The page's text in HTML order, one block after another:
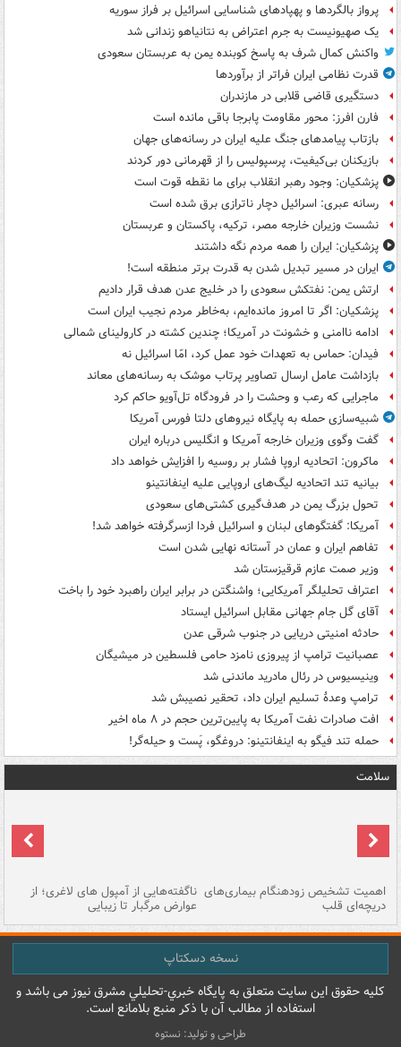
پرواز بالگردها و پهپادهای شناسایی اسرائیل بر فراز سوریه
یک صهیونیست به جرم اعتراض به نتانیاهو زندانی شد
واکنش کمال شرف به پاسخ کوبنده یمن به عربستان سعودی
قدرت نظامی ایران فراتر از برآوردها
دستگیری قاضی قلابی در مازندران
فارن افرز: محور مقاومت پابرجا باقی مانده است
بازتاب پیامدهای جنگ علیه ایران در رسانه‌های جهان
بازیکنان بی‌کیفیت، پرسپولیس را از قهرمانی دور کردند
پزشکیان: وجود رهبر انقلاب برای ما نقطه قوت است
رسانه عبری: اسرائیل دچار ناترازی برق شده است
نشست وزیران خارجه مصر، ترکیه، پاکستان و عربستان
پزشکیان: ایران را همه مردم نگه داشتند
ایران در مسیر تبدیل شدن به قدرت برتر منطقه است!
ارتش یمن: نفتکش سعودی را در خلیج عدن هدف قرار دادیم
پزشکیان: اگر تا امروز مانده‌ایم، به‌خاطر مردم نجیب ایران است
ادامه ناامنی و خشونت در آمریکا؛ چندین کشته در کارولینای شمالی
فیدان: حماس به تعهدات خود عمل کرد، امّا اسرائیل نه
بازداشت عامل ارسال تصاویر پرتاب موشک به رسانه‌های معاند
ماجرایی که رعب و وحشت را در فرودگاه تل‌آویو حاکم کرد
شبیه‌سازی حمله به پایگاه نیروهای دلتا فورس آمریکا
گفت وگوی وزیران خارجه آمریکا و انگلیس درباره ایران
ماکرون: اتحادیه اروپا فشار بر روسیه را افزایش خواهد داد
بیانیه تند اتحادیه لیگ‌های اروپایی علیه اینفانتینو
تحول بزرگ یمن در هدف‌گیری کشتی‌های سعودی
آمریکا: گفتگوهای لبنان و اسرائیل فردا ازسرگرفته خواهد شد!
تفاهم ایران و عمان در آستانه نهایی شدن است
وزیر صمت عازم قرقیزستان شد
اعتراف تحلیلگر آمریکایی؛ واشنگتن در برابر ایران راهبرد خود را باخت
آقای گل جام جهانی مقابل اسرائیل ایستاد
حادثه امنیتی دریایی در جنوب شرقی عدن
عصبانیت ترامپ از پیروزی نامزد حامی فلسطین در میشیگان
وینیسیوس در رئال مادرید ماندنی شد
ترامپ وعدۀ تسلیم ایران داد، تحقیر نصیبش شد
افت صادرات نفت آمریکا به پایین‌ترین حجم در ۸ ماه اخیر
حمله تند فیگو به اینفانتینو: دروغگو، پَست‌ و حیله‌گر!
سلامت
اهمیت تشخیص زودهنگام بیماری‌های
دریچه‌ای قلب
ناگفته‌هایی از آمپول های لاغری؛ از
عوارض مرگبار تا زیبایی
نسخه دسکتاپ
کليه حقوق اين سايت متعلق به پایگاه خبري-تحليلي مشرق نيوز می باشد و
استفاده از مطالب آن با ذکر منبع بلامانع است.
طراحی و تولید: نستوه